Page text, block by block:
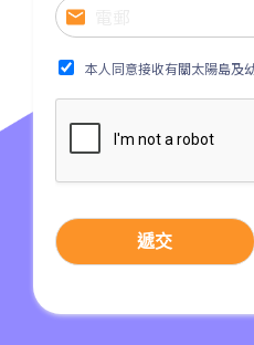
保姆車1
路, 錦綉花園
洲
本人同意接收有關太陽島及
遞交